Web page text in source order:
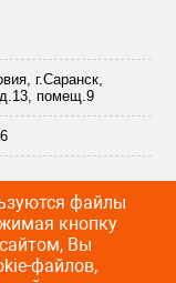
г.Саранск,
помещ.9
файлы
кнопку
Вы
файлов,